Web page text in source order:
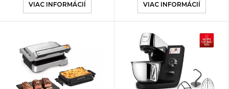
VIAC INFORMÁCIÍ VIAC INFORMÁCIÍ